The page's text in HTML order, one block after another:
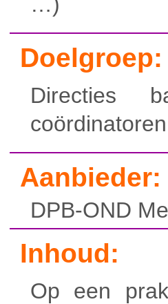
Doelgroep:
Directies
coördinatoren
Aanbieder:
DPB-OND
Inhoud:
Op een